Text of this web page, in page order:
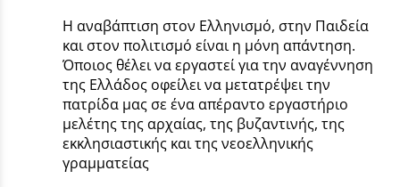
Η αναβάπτιση στον Ελληνισμό, στην Παιδεία
και στον πολιτισμό είναι η μόνη απάντηση.
Όποιος θέλει να εργαστεί για την αναγέννηση
της Ελλάδος οφείλει να μετατρέψει την
πατρίδα μας σε ένα απέραντο εργαστήριο
μελέτης της αρχαίας, της βυζαντινής, της
εκκλησιαστικής και της νεοελληνικής
γραμματείας